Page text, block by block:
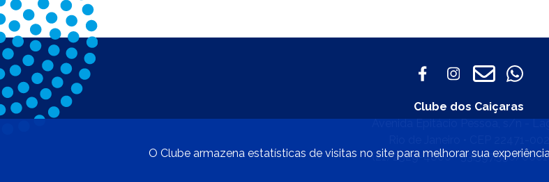
Clube dos Caiçaras
Avenida Epitácio Pessoa, s/n -
(21) 2529-4800 • 33.597.550/
O Clube armazena estatísticas de visitas no site para melhorar sua